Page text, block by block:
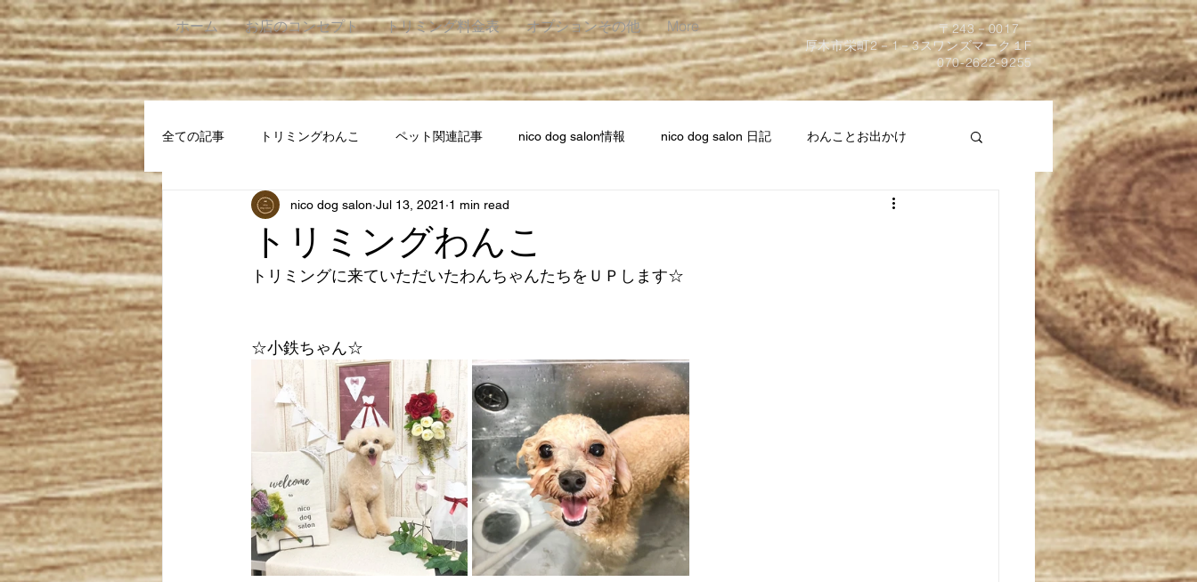
ホーム お店のコンセプト トリミング料金表 オプションその他 More
​〒243－0017
厚木市栄町2－1－3スワンズマーク１F
070-2622-9255
全ての記事 トリミングわんこ ペット関連記事 nico dog salon情報 nico dog salon 日記 わんことお出かけ
トリミングわんこ
nico dog salon Jul 13, 2021 1 min read
トリミングに来ていただいたわんちゃんたちをＵＰします☆
☆小鉄ちゃん☆